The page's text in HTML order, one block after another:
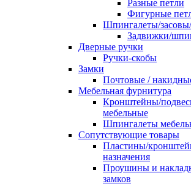
Разные петли
Фигурные
Шпингалеты/
Задвижки/
Дверные ручки
Ручки-скобы
Замки
Почтовые /
Мебельная фурнитура
Кронштейны/
мебельные
Шпингалеты
Сопутствующие товары
Пластины/
назначения
Проушины и
замков